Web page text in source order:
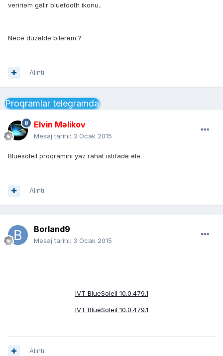
veririəm gəlir bluetooth ikonu..
Necə düzəldə bilərəm ?
Alıntı
Proqramlar telegramda
Elvin Məlikov
Mesaj tarihi: 3 Ocak 2015
Bluesoleil proqramını yaz rahat istifadə elə.
Alıntı
Borland9
Mesaj tarihi: 3 Ocak 2015
IVT BlueSoleil 10.0.479.1
IVT BlueSoleil 10.0.479.1
Alıntı